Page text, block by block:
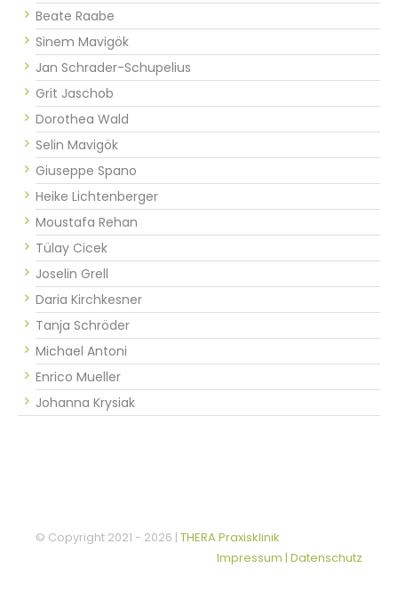
Beate Raabe
Sinem Mavigök
Jan Schrader-Schupelius
Grit Jaschob
Dorothea Wald
Selin Mavigök
Giuseppe Spano
Heike Lichtenberger
Moustafa Rehan
Tülay Cicek
Joselin Grell
Daria Kirchkesner
Tanja Schröder
Michael Antoni
Enrico Mueller
Johanna Krysiak
© Copyright 2021 - 2026 | THERA Praxisklinik
Impressum | Datenschutz